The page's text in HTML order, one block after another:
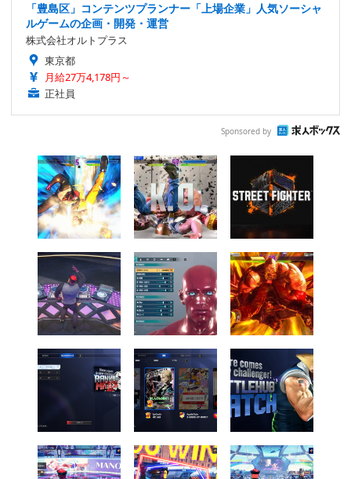
「豊島区」コンテンツプランナー「上場企業」人気ソーシャ
ルゲームの企画・開発・運営
株式会社オルトプラス
東京都
月給27万4,178円～
正社員
Sponsored by